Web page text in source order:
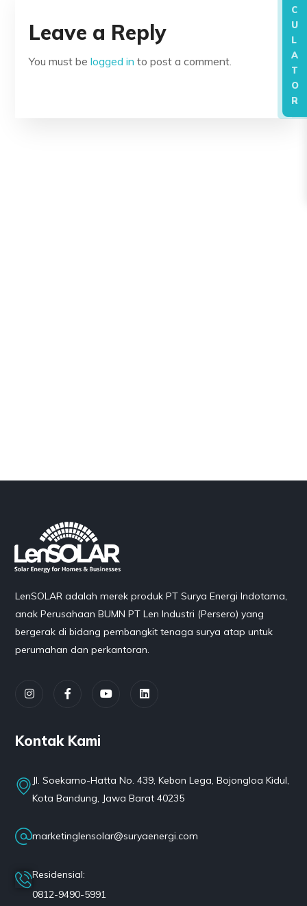
Leave a Reply
You must belogged in to post a comment.
LenSOLAR adalah merek produk PT Surya Energi Indotama,
anak Perusahaan BUMN PT Len Industri (Persero) yang
bergerak di bidang pembangkit tenaga surya atap untuk
perumahan dan perkantoran.
Kontak Kami
Jl. Soekarno-Hatta No. 439, Kebon Lega, Bojongloa Kidul,
Kota Bandung, Jawa Barat 40235
marketinglensolar@suryaenergi.com
Residensial:
0812-9490-5991
C
U
L
A
T
O
R